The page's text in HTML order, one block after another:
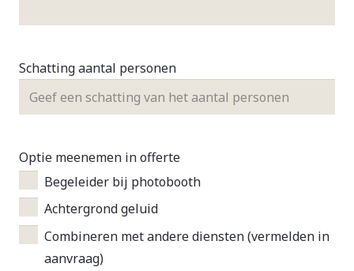
Schatting aantal personen
Optie meenemen in offerte
Begeleider bij photobooth
Achtergrond geluid
Combineren met andere diensten (vermelden in
aanvraag)